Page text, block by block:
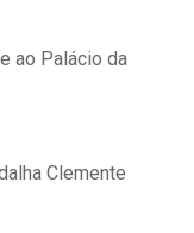
ao Palácio da
Clemente